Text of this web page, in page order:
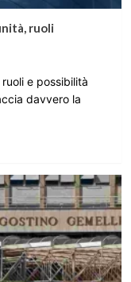
ruoli
e possibilità
davvero la